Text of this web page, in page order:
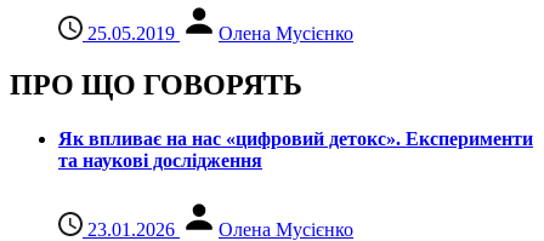
25.05.2019 Олена Мусієнко
ПРО ЩО ГОВОРЯТЬ
Як впливає на нас «цифровий детокс». Експерименти
та наукові дослідження
23.01.2026 Олена Мусієнко